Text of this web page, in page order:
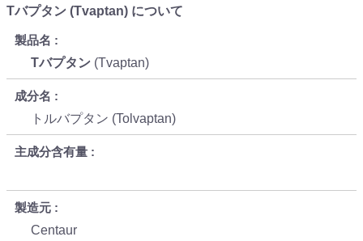
Tバプタン (Tvaptan) について
製品名
Tバプタン (Tvaptan)
成分名
トルバプタン (Tolvaptan)
主成分含有量
製造元
Centaur